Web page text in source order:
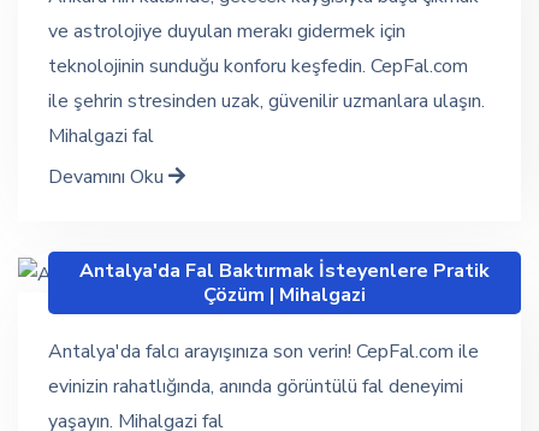
ve astrolojiye duyulan merakı gidermek için
teknolojinin sunduğu konforu keşfedin. CepFal.com
ile şehrin stresinden uzak, güvenilir uzmanlara ulaşın.
Mihalgazi fal
Devamını Oku
Antalya'da Fal Baktırmak İsteyenlere Pratik
Çözüm | Mihalgazi
Antalya'da falcı arayışınıza son verin! CepFal.com ile
evinizin rahatlığında, anında görüntülü fal deneyimi
yaşayın. Mihalgazi fal